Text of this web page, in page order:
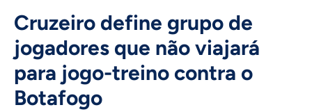
Cruzeiro define grupo de
jogadores que não viajará
para jogo-treino contra o
Botafogo